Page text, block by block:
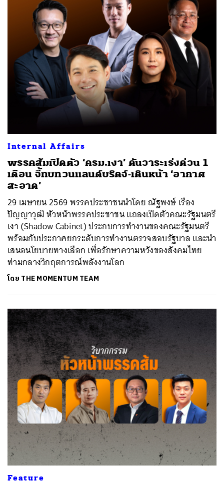
Internal Affairs
พรรคส้มเปิดตัว ‘ครม.เงา’ ดันวาระเร่งด่วน 1
เดือน จี้ทบทวนแลนด์บริดจ์-เดินหน้า ‘อากาศ
สะอาด’
29 เมษายน 2569 พรรคประชาชนนำโดย ณัฐพงษ์ เรือง
ปัญญาวุฒิ หัวหน้าพรรคประชาชน แถลงเปิดตัวคณะรัฐมนตรี
เงา (Shadow Cabinet) ประกบการทำงานของคณะรัฐมนตรี
พร้อมกับประกาศยกระดับการทำงานตรวจสอบรัฐบาล และนำ
เสนอนโยบายทางเลือก เพื่อรักษาความหวังของสังคมไทย
ท่ามกลางวิกฤตการณ์พลังงานโลก
โดย THE MOMENTUM TEAM
Feature